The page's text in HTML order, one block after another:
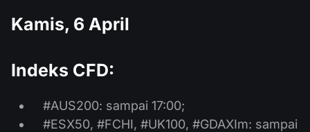
Kamis, 6 April
Indeks CFD:
#AUS200: sampai 17:00;
#ESX50, #FCHI, #UK100, #GDAXIm: sampai